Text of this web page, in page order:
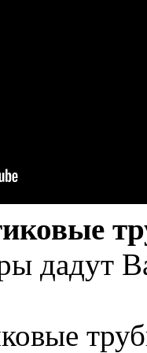
дадут